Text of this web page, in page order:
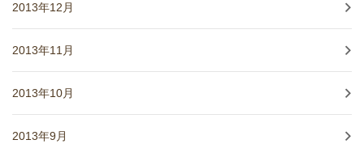
2013年12月
2013年11月
2013年10月
2013年9月